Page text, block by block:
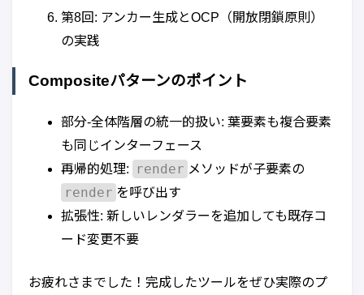
第8回: アンカー生成とOCP（開放閉鎖原則）
の実践
Compositeパターンのポイント
部分-全体階層の統一的扱い: 葉要素も複合要素
も同じインターフェース
再帰的処理:
render メソッドが子要素の
render を呼び出す
拡張性: 新しいレンダラーを追加しても既存コ
ード変更不要
お疲れさまでした！完成したツールをぜひ実際のプ